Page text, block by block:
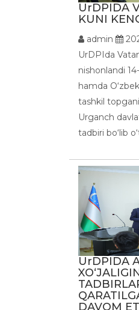
UrDPIDA
KUNI
admin
UrDPIda
nishonlandi
hamda
tashkil
Urganch
tadbiri bo‘lib
UrDPIDA
DAVOM